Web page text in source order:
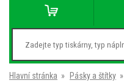
Hlavní stránka » Pásky a štítky »